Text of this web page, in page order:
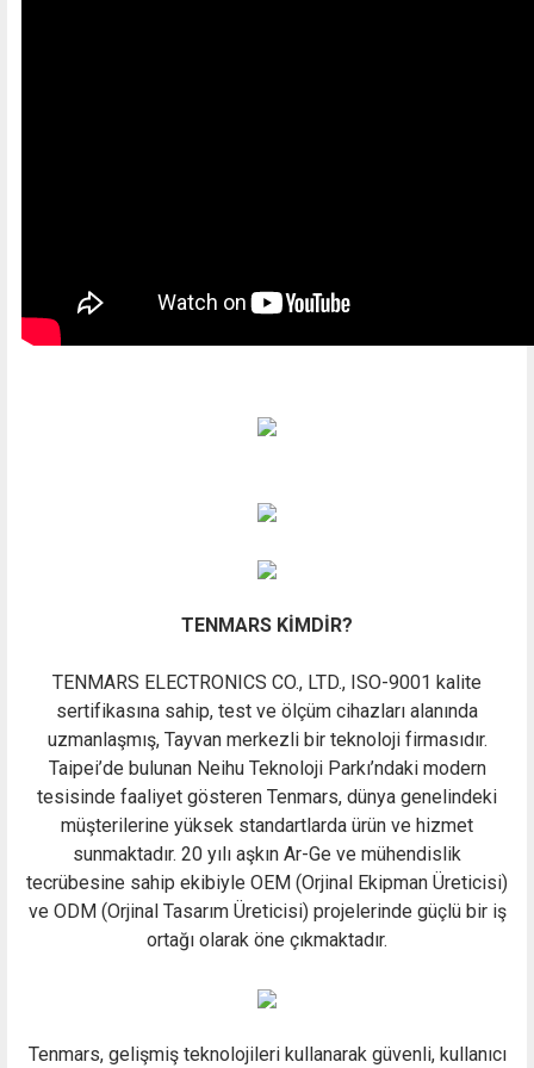
TENMARS KİMDİR?
TENMARS ELECTRONICS CO., LTD., ISO-9001 kalite
sertifikasına sahip, test ve ölçüm cihazları alanında
uzmanlaşmış, Tayvan merkezli bir teknoloji firmasıdır.
Taipei’de bulunan Neihu Teknoloji Parkı’ndaki modern
tesisinde faaliyet gösteren Tenmars, dünya genelindeki
müşterilerine yüksek standartlarda ürün ve hizmet
sunmaktadır. 20 yılı aşkın Ar-Ge ve mühendislik
tecrübesine sahip ekibiyle OEM (Orjinal Ekipman Üreticisi)
ve ODM (Orjinal Tasarım Üreticisi) projelerinde güçlü bir iş
ortağı olarak öne çıkmaktadır.
Tenmars, gelişmiş teknolojileri kullanarak güvenli, kullanıcı